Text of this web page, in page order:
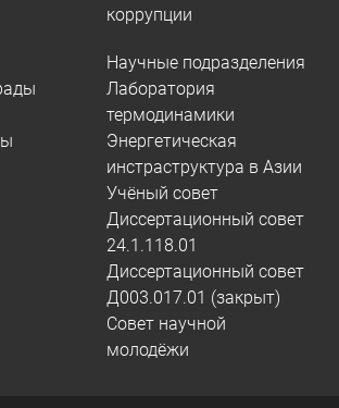
коррупции
Научные подразделения
Лаборатория
термодинамики
Энергетическая
инстраструктура в Азии
Учёный совет
Диссертационный совет
24.1.118.01
Диссертационный совет
Д003.017.01 (закрыт)
Совет научной
молодёжи